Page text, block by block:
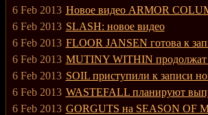
6 Feb 2013 Новое видео ARMOR
6 Feb 2013 SLASH: новое видео
6 Feb 2013 FLOOR JANSEN готова к
6 Feb 2013 MUTINY WITHIN продолжат
6 Feb 2013 SOIL приступили к записи
6 Feb 2013 WASTEFALL планируют
6 Feb 2013 GORGUTS на SEASON OF